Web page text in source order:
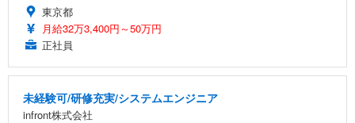
東京都
月給32万3,400円～50万円
正社員
未経験可/研修充実/システムエンジニア
infront株式会社